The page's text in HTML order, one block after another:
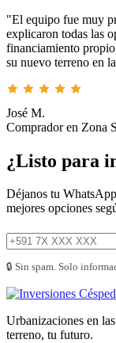
"El equipo fue muy
explicaron todas las
financiamiento
su nuevo terreno en
José M.
Comprador en Zona
¿Listo para
Déjanos tu
mejores opciones
🔒 Sin spam. Solo
Urbanizaciones en
terreno, tu futuro.